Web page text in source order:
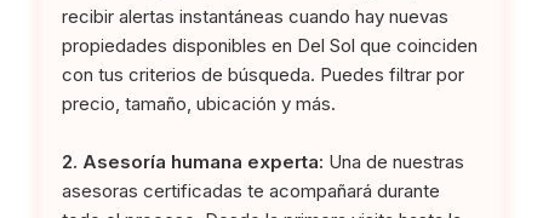
recibir alertas instantáneas cuando hay nuevas
propiedades disponibles en Del Sol que coinciden
con tus criterios de búsqueda. Puedes filtrar por
precio, tamaño, ubicación y más.
2. Asesoría humana experta: Una de nuestras
asesoras certificadas te acompañará durante